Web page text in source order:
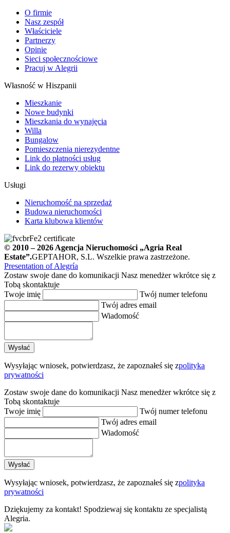
O firmie
Nasz zespół
Właściciele
Partnerzy
Opinie
Sieci społecznościowe
Pracuj w Alegrii
Własność w Hiszpanii
Mieszkanie
Nowe budynki
Mieszkania do wynajęcia
Willa
Bungalow
Pomieszczenia nierezydentne
Link do płatności usług
Link do rezerwy obiektu
Usługi
Nieruchomość na sprzedaż
Budowa nieruchomości
Karta klubowa klientów
© 2010 – 2026 Agencja Nieruchomości „Agria Real
Estate”.GEPTAHOR, S.L. Wszelkie prawa zastrzeżone.
Presentation of Alegría
Zostaw swoje dane do komunikacji Nasz menedżer wkrótce się z
Tobą skontaktuje
Twoje imię
Twój numer telefonu
Twój adres email
Wiadomość
Wysyłając wniosek, potwierdzasz, że zapoznałeś się zpolityka
prywatności
Zostaw swoje dane do komunikacji Nasz menedżer wkrótce się z
Tobą skontaktuje
Twoje imię
Twój numer telefonu
Twój adres email
Wiadomość
Wysyłając wniosek, potwierdzasz, że zapoznałeś się zpolityka
prywatności
Dziękujemy za kontakt! Spodziewaj się kontaktu ze specjalistą
Alegria.